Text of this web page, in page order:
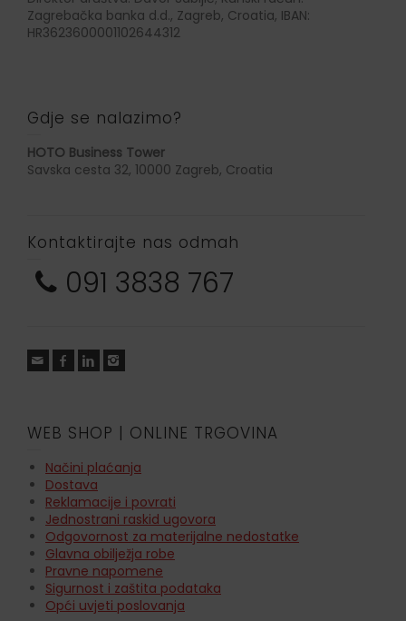
Zagrebačka banka d.d., Zagreb, Croatia, IBAN:
HR3623600001102644312
Gdje se nalazimo?
HOTO Business Tower
Savska cesta 32, 10000 Zagreb, Croatia
Kontaktirajte nas odmah
091 3838 767
WEB SHOP | ONLINE TRGOVINA
Načini plaćanja
Dostava
Reklamacije i povrati
Jednostrani raskid ugovora
Odgovornost za materijalne nedostatke
Glavna obilježja robe
Pravne napomene
Sigurnost i zaštita podataka
Opći uvjeti poslovanja